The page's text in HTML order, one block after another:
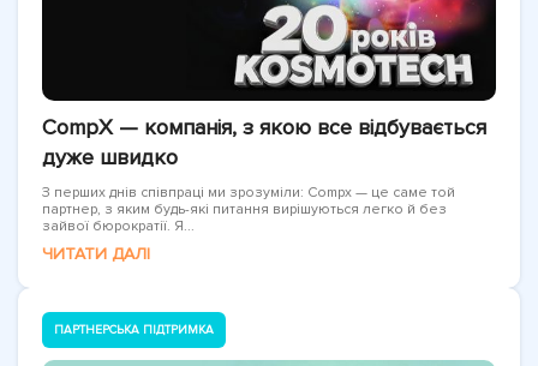
CompX — компанія, з якою все відбувається
дуже швидко
З перших днів співпраці ми зрозуміли: Compx — це саме той
партнер, з яким будь-які питання вирішуються легко й без
зайвої бюрократії. Я...
ЧИТАТИ ДАЛІ
ПАРТНЕРСЬКА ПІДТРИМКА